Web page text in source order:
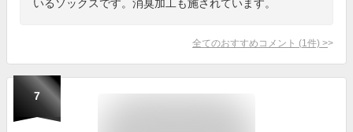
いるソックスです。消臭加工も施されています。
全てのおすすめコメント (1 件) >
7